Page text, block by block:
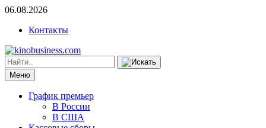
06.08.2026
Контакты
Меню
График премьер
В России
В США